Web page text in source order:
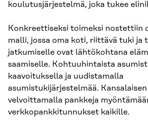
koulutusjärjestelmä, joka tukee
Konkreettiseksi toimeksi nostettiin
malli, jossa oma koti, riittävä tuki ja
jatkumiselle ovat lähtökohtana
saamiselle. Kohtuuhintaista
kaavoituksella ja uudistamalla
asumistukijärjestelmää.
velvoittamalla pankkeja
verkkopankkitunnukset kaikille.